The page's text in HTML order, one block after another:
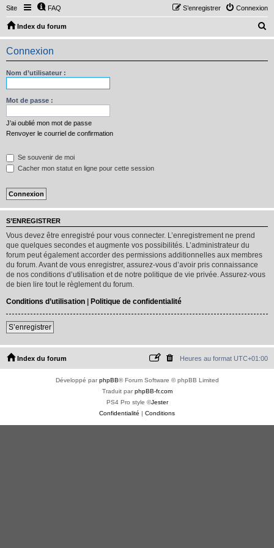
Site FAQ Connexion
S’enregistrer
Index du forum
e
Connexion
Nom d’utilisateur :
Mot de passe :
J’ai oublié mon mot de passe
Renvoyer le courriel de confirmation
Se souvenir de moi
Cacher mon statut en ligne pour cette session
S’ENREGISTRER
Vous devez être enregistré pour vous connecter. L’enregistrement ne prend
que quelques secondes et augmente vos possibilités. L’administrateur du
forum peut également accorder des permissions additionnelles aux membres
du forum. Avant de vous enregistrer, assurez-vous d’avoir pris connaissance
de nos conditions d’utilisation et de notre politique de vie privée. Assurez-vous
de bien lire tout le règlement du forum.
Conditions d’utilisation | Politique de confidentialité
S’enregistrer
Index du forum Heures au format UTC+01:00
Développé parphpBB® Forum Software © phpBB Limited
Traduit parphpBB-fr.com
PS4 Pro style ©Jester
Confidentialité | Conditions